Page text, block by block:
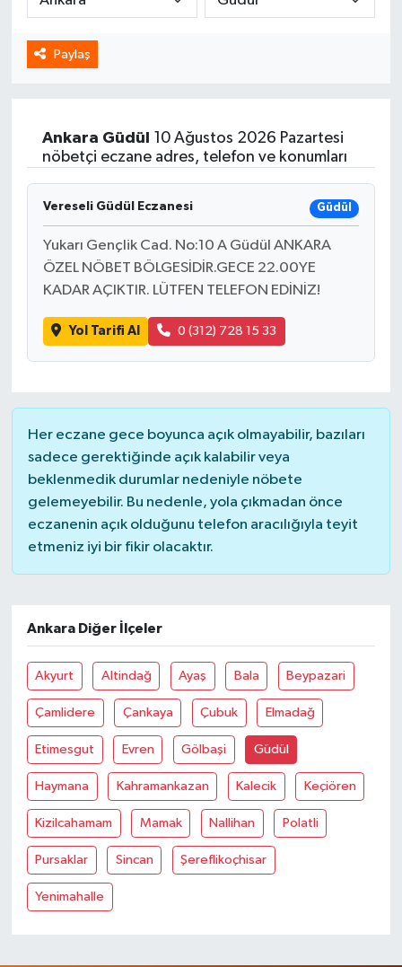
Paylaş
Ankara Güdül
10 Ağustos 2026 Pazartesi
nöbetçi eczane adres, telefon ve konumları
Vereseli Güdül Eczanesi Güdül
Yukarı Gençlik Cad. No:10 A Güdül ANKARA
ÖZEL NÖBET BÖLGESİDİR.GECE 22.00YE
KADAR AÇIKTIR. LÜTFEN TELEFON EDİNİZ!
Yol Tarifi Al 0 (312) 728 15 33
Her eczane gece boyunca açık olmayabilir, bazıları
sadece gerektiğinde açık kalabilir veya
beklenmedik durumlar nedeniyle nöbete
gelemeyebilir. Bu nedenle, yola çıkmadan önce
eczanenin açık olduğunu telefon aracılığıyla teyit
etmeniz iyi bir fikir olacaktır.
Ankara Diğer İlçeler
Akyurt Altindağ Ayaş Bala Beypazari
Çamlidere Çankaya Çubuk Elmadağ
Etimesgut Evren Gölbaşi Güdül
Haymana Kahramankazan Kalecik Keçiören
Kizilcahamam Mamak Nallihan Polatli
Pursaklar Sincan Şereflikoçhisar
Yenimahalle